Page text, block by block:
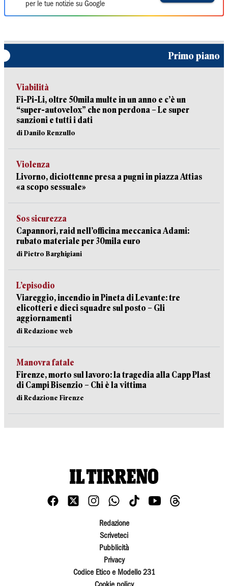
per le tue notizie su Google
Primo piano
Viabilità
Fi-Pi-Li, oltre 50mila multe in un anno e c’è un
“super-autovelox” che non perdona – Le super
sanzioni e tutti i dati
di Danilo Renzullo
Violenza
Livorno, diciottenne presa a pugni in piazza Attias
«a scopo sessuale»
Sos sicurezza
Capannori, raid nell’officina meccanica Adami:
rubato materiale per 30mila euro
di Pietro Barghigiani
L’episodio
Viareggio, incendio in Pineta di Levante: tre
elicotteri e dieci squadre sul posto – Gli
aggiornamenti
di Redazione web
Manovra fatale
Firenze, morto sul lavoro: la tragedia alla Capp Plast
di Campi Bisenzio – Chi è la vittima
di Redazione Firenze
Redazione
Scriveteci
Pubblicità
Privacy
Codice Etico e Modello 231